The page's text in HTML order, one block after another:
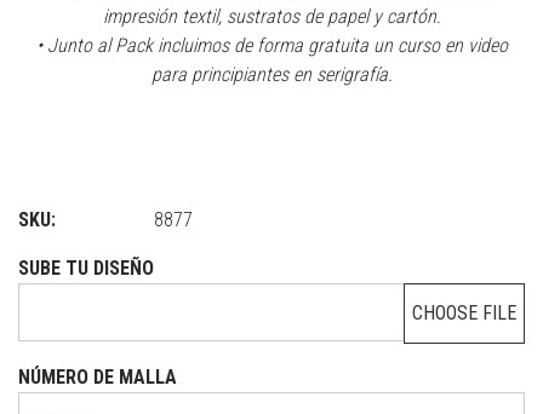
impresión textil, sustratos de papel y cartón.
• Junto al Pack incluimos de forma gratuita un curso en video
para principiantes en serigrafía.
SKU: 8877
SUBE TU DISEÑO
CHOOSE FILE
NÚMERO DE MALLA